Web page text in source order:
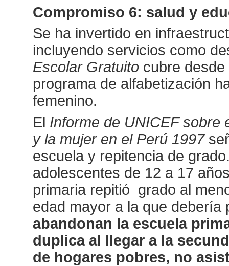
Compromiso 6: salud y
Se ha invertido en
incluyendo servicios como
Escolar Gratuitocubre desde
programa de alfabetización
femenino.
El Informe de UNICEF sobre
y la mujer en el Perú 1997
escuela y repitencia de
adolescentes de 12 a 17
primaria repitió grado al
edad mayor a la que
abandonan la escuela
duplica al llegar a la
de hogares pobres, no